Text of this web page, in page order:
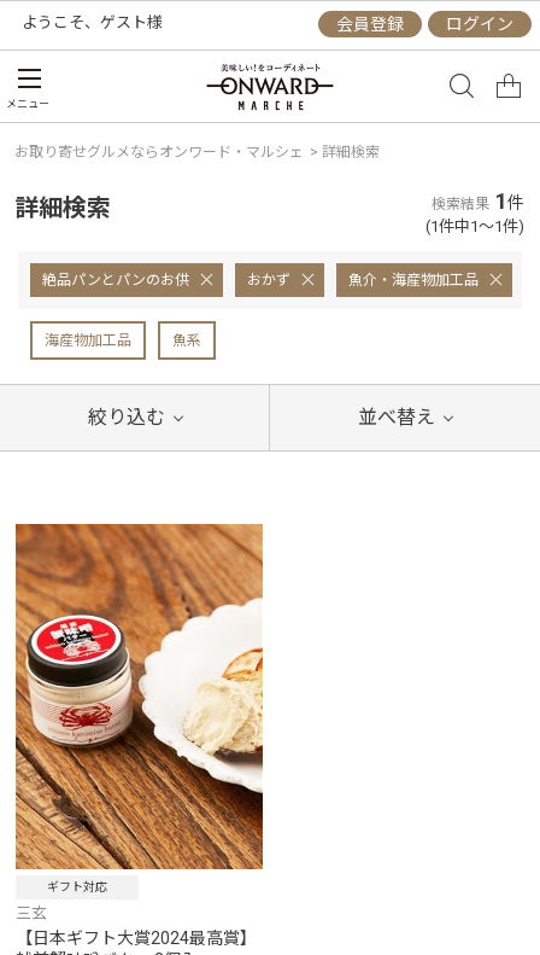
ようこそ、 ゲスト様 会員登録 ログイン
メニュー
お取り寄せグルメならオンワード・マルシェ > 詳細検索
詳細検索 検索結果 1件
(1件中1～1件)
絶品パンとパンのお供 おかず 魚介・海産物加工品
海産物加工品 魚系
絞り込む 並べ替え
ギフト対応
三玄
【日本ギフト大賞2024最高賞】